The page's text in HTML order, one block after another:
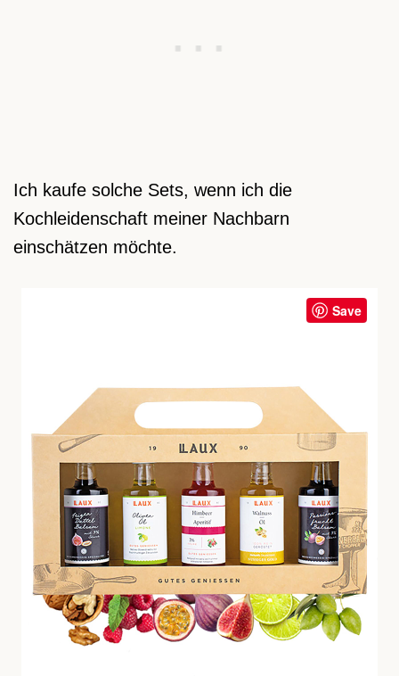
Ich kaufe solche Sets, wenn ich die
Kochleidenschaft meiner Nachbarn
einschätzen möchte.
Save